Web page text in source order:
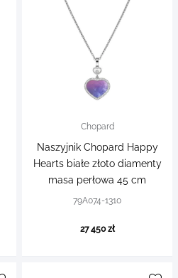
Chopard
Naszyjnik Chopard Happy
Hearts białe złoto diamenty
masa perłowa 45 cm
79A074-1310
27 450 zł